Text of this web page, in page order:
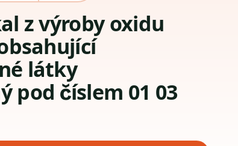
látky
pod číslem 01 03